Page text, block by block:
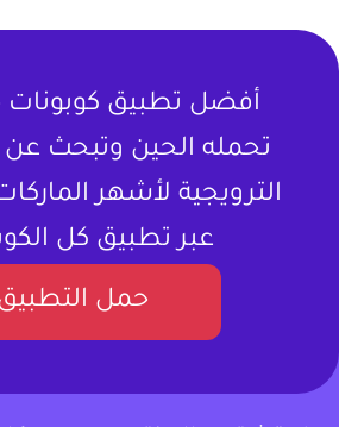
أفضل تطبيق
تحمله الحين وتبحث عن
الترويجية لأشهر
عبر تطبيق كل
حمل